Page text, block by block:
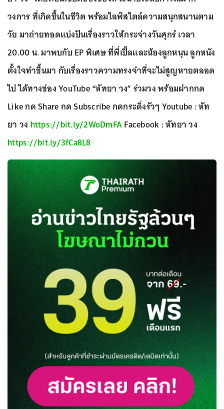
วงการ ที่เกิดขึ้นในชีวิต พร้อมไลฟ์สไตล์ความสนุกสนานตาม
วัย มาถ่ายทอดแบ่งปันเรื่องราวให้กระจ่างวันศุกร์ เวลา
20.00 น. มาพบกับ EP พิเศษ ที่พี่เปิ้ลและน้องลูกหนุน ลูกหนัง
ตั้งใจทำขึ้นมา กับเรื่องราวความทรงจำที่จะไม่สูญหายตลอด
ไป ได้ทางช่อง YouTube “หัทยา วง” ร่วมวง พร้อมฝากกด
Like กด Share กด Subscribe กดกระดิ่งรัวๆ Youtube : หัท
ยา วง https://bit.ly/2WoDmFAFacebook : หัทยา วง
https://bit.ly/3fCa8L8